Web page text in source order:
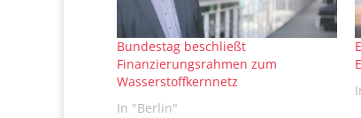
Bundestag beschließt
Finanzierungsrahmen zum
Wasserstoffkernnetz
In "Berlin"